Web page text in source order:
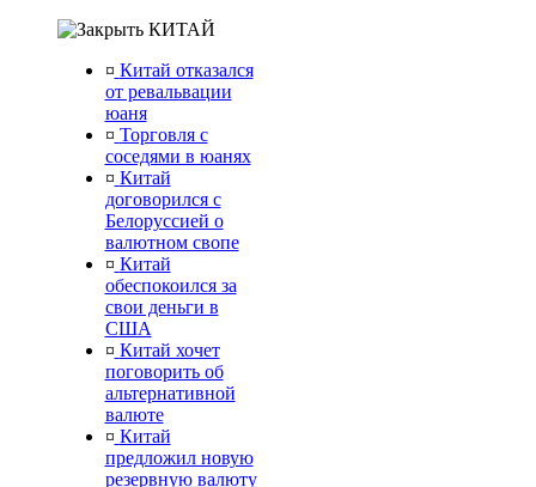
КИТАЙ
¤ Китай отказался
от ревальвации
юаня
¤ Торговля с
соседями в юанях
¤ Китай
договорился с
Белоруссией о
валютном свопе
¤ Китай
обеспокоился за
свои деньги в
США
¤ Китай хочет
поговорить об
альтернативной
валюте
¤ Китай
предложил новую
резервную валюту